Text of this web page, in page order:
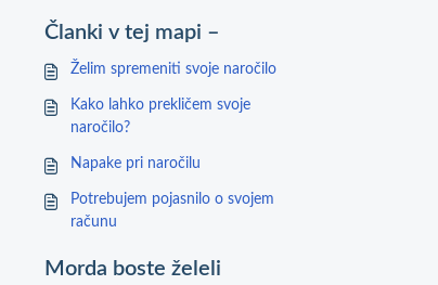
Članki v tej mapi –
Želim spremeniti svoje naročilo
Kako lahko prekličem svoje
naročilo?
Napake pri naročilu
Potrebujem pojasnilo o svojem
računu
Morda boste želeli